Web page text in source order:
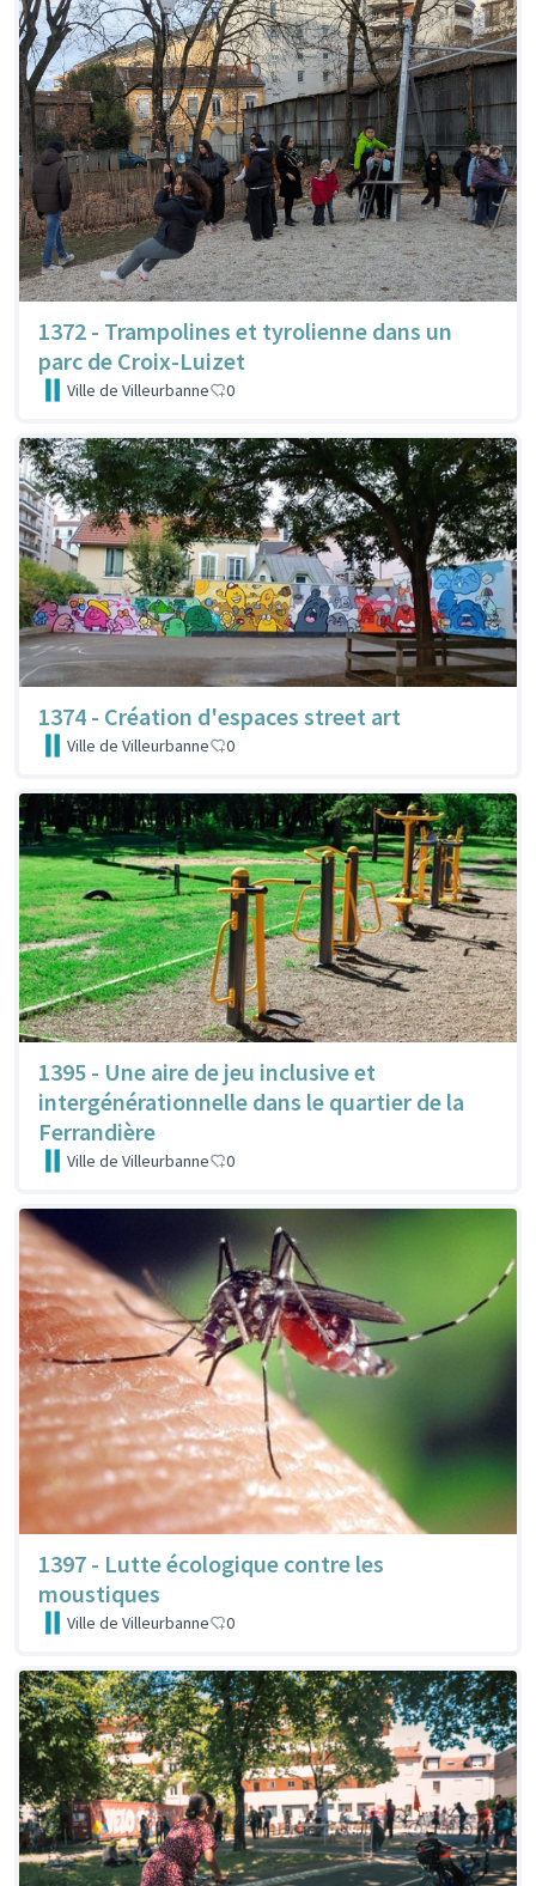
1372 - Trampolines et tyrolienne dans un
parc de Croix-Luizet
Ville de Villeurbanne 0
1374 - Création d'espaces street art
Ville de Villeurbanne 0
1395 - Une aire de jeu inclusive et
intergénérationnelle dans le quartier de la
Ferrandière
Ville de Villeurbanne 0
1397 - Lutte écologique contre les
moustiques
Ville de Villeurbanne 0